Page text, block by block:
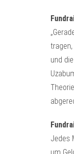
und
Jedes